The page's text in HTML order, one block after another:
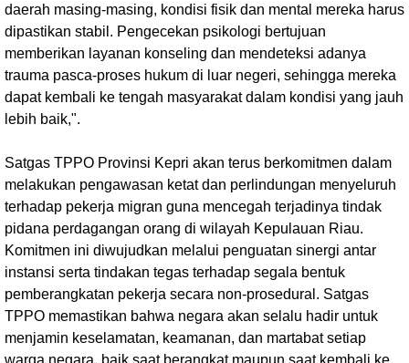
daerah masing-masing, kondisi fisik dan mental mereka harus
dipastikan stabil. Pengecekan psikologi bertujuan
memberikan layanan konseling dan mendeteksi adanya
trauma pasca-proses hukum di luar negeri, sehingga mereka
dapat kembali ke tengah masyarakat dalam kondisi yang jauh
lebih baik,".
Satgas TPPO Provinsi Kepri akan terus berkomitmen dalam
melakukan pengawasan ketat dan perlindungan menyeluruh
terhadap pekerja migran guna mencegah terjadinya tindak
pidana perdagangan orang di wilayah Kepulauan Riau.
Komitmen ini diwujudkan melalui penguatan sinergi antar
instansi serta tindakan tegas terhadap segala bentuk
pemberangkatan pekerja secara non-prosedural. Satgas
TPPO memastikan bahwa negara akan selalu hadir untuk
menjamin keselamatan, keamanan, dan martabat setiap
warga negara, baik saat berangkat maupun saat kembali ke